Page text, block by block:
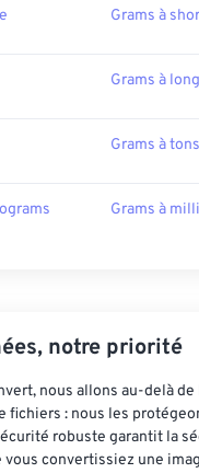
Grams à
Grams à
Grams à tons
Grams à
notre priorité
nous allons au-delà
fichiers : nous les
robuste garantit la
vous convertissiez une